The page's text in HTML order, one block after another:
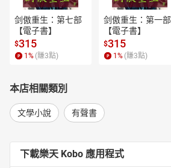
剑傲重生：第七部
【電子書】
$315
1 % (賺3點)
剑傲重生：第一部
【電子書】
$315
1 % (賺3點)
本店相關類別
文學小說 有聲書
下載樂天 Kobo 應用程式